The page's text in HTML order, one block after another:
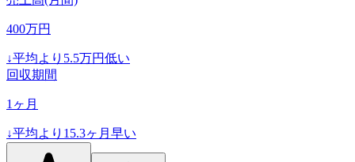
400万円
↓平均より 5.5万円低い
回収期間
1 ヶ月
↓平均より 15.3ヶ月早い